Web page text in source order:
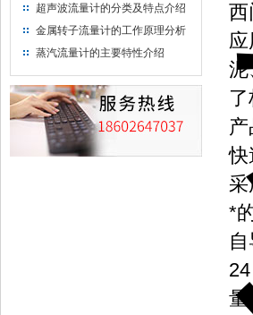
超声波流量计的分类及特点介绍
金属转子流量计的工作原理分析
蒸汽流量计的主要特性介绍
西
泥
了
产
快
*
量